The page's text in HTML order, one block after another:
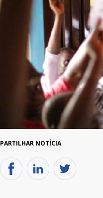
PARTILHAR NOTÍCIA